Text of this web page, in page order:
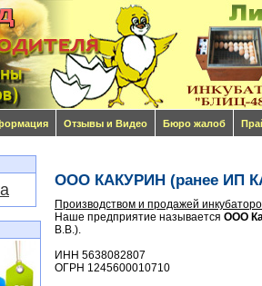
Отзывы и Видео Бюро жалоб
ООО КАКУРИН (ранее ИП
Производством и продажей
Наше предприятие называется ООО
В.В.).
ИНН 5638082807
ОГРН 1245600010710